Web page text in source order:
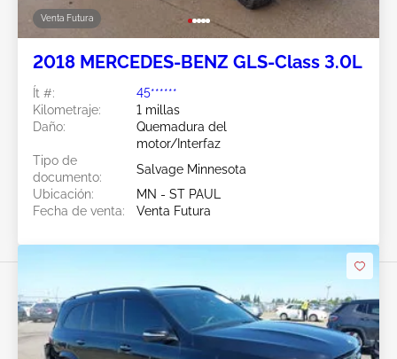
Venta Futura
2018 MERCEDES-BENZ GLS-Class 3.0L
Ít #:
45******
Kilometraje:
1 millas
Daño:
Quemadura del
motor/Interfaz
Tipo de
documento:
Salvage Minnesota
Ubicación:
MN - ST PAUL
Fecha de venta:
Venta Futura